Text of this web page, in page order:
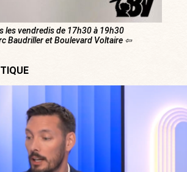
les vendredis de 17h30 à 19h30
Baudriller et Boulevard Voltaire ⇦